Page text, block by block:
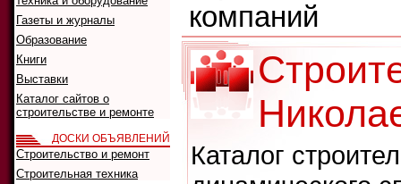
Каталог
Газеты и журналы
Образование
Книги
Выставки
Каталог сайтов о
строительстве и ремонте
ДОСКИ ОБЪЯВЛЕНИЙ
Строительство и ремонт
Строительная техника